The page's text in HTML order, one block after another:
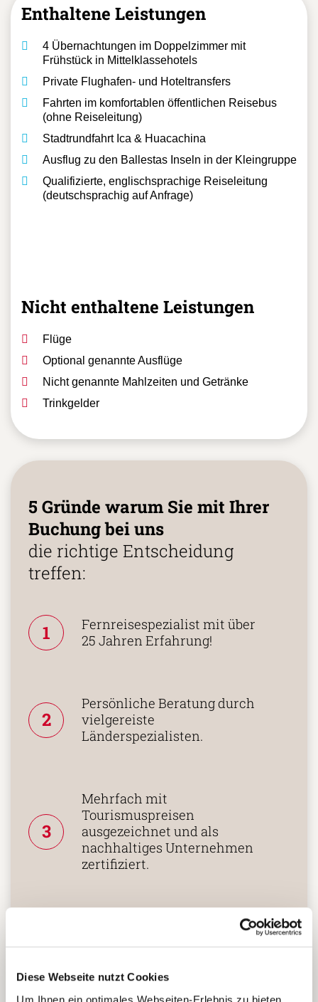
Diese Webseite nutzt Cookies
Um Ihnen ein optimales Webseiten-Erlebnis zu bieten,
Enthaltene Leistungen
4 Übernachtungen im Doppelzimmer mit
Frühstück in Mittelklassehotels
Private Flughafen- und Hoteltransfers
Fahrten im komfortablen öffentlichen Reisebus
(ohne Reiseleitung)
Stadtrundfahrt Ica & Huacachina
Ausflug zu den Ballestas Inseln in der Kleingruppe
Qualifizierte, englischsprachige Reiseleitung
(deutschsprachig auf Anfrage)
Nicht enthaltene Leistungen
Flüge
Optional genannte Ausflüge
Nicht genannte Mahlzeiten und Getränke
Trinkgelder
5 Gründe warum Sie mit Ihrer
Buchung bei uns
die richtige Entscheidung
treffen:
1
Fernreisespezialist mit über
25 Jahren Erfahrung!
2
Persönliche Beratung durch
vielgereiste
Länderspezialisten.
3
Mehrfach mit
Tourismuspreisen
ausgezeichnet und als
nachhaltiges Unternehmen
zertifiziert.
4
Reiseländern nur mit eigenen
lokalen Partnern.